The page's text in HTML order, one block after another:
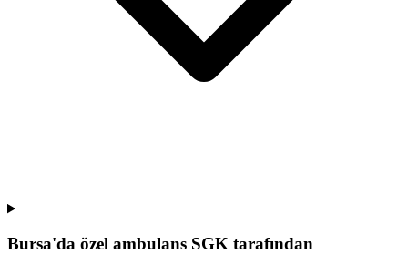
Bursa'da özel ambulans SGK tarafından